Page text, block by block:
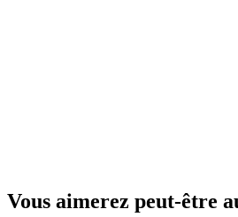
Vous aimerez peut-être